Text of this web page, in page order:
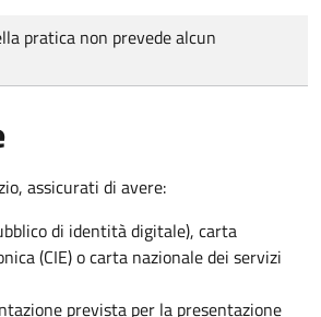
pratica non prevede alcun
assicurati di avere:
di identità digitale), carta
(CIE) o carta nazionale dei servizi
prevista per la presentazione